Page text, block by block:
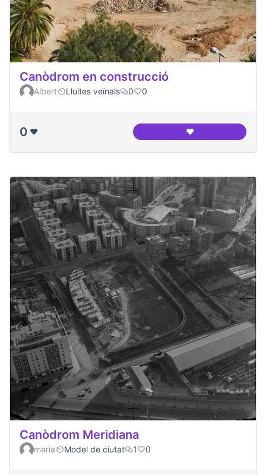
Canòdrom en construcció
Albert Lluites veïnals 0 0
0 ❤️ ❤️Canòdrom en
Canòdrom Meridiana
maria Model de ciutat 1 0